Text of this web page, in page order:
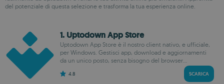
del potenziale di questa selezione e trasforma la tua esperienza online.
1. Uptodown App Store
Uptodown App Store è il nostro client nativo, e ufficiale,
per Windows. Gestisci app, download e aggiornamenti
da un unico posto, senza bisogno del browser...
4.8 SCARICA